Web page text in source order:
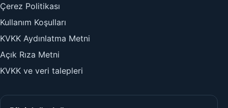
Çerez Politikası
Kullanım Koşulları
KVKK Aydınlatma Metni
Açık Rıza Metni
KVKK ve veri talepleri